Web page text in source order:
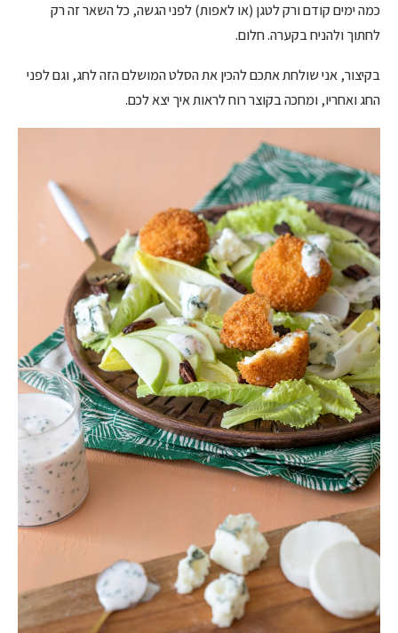
כמה ימים קודם ורק לטגן (או לאפות) לפני הגשה, כל השאר זה רק
לחתוך ולהניח בקערה. חלום.
בקיצור, אני שולחת אתכם להכין את הסלט המושלם הזה לחג, וגם לפני
החג ואחריו, ומחכה בקוצר רוח לראות איך יצא לכם.